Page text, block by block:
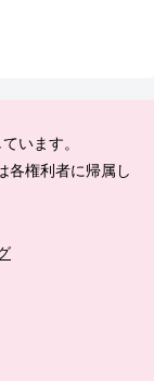
います。
各権利者に帰属し